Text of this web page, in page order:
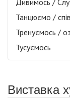
Танцюємо /
Тренуємось /
Тусуємось
Виставка